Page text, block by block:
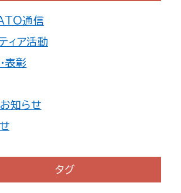
通信
ィア活動
表彰
知らせ
タグ